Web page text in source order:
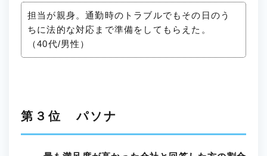
担当が親身。通勤時のトラブルでもその日のう
ちに法的な対応まで準備をしてもらえた。
（40代/男性）
第３位 パソナ